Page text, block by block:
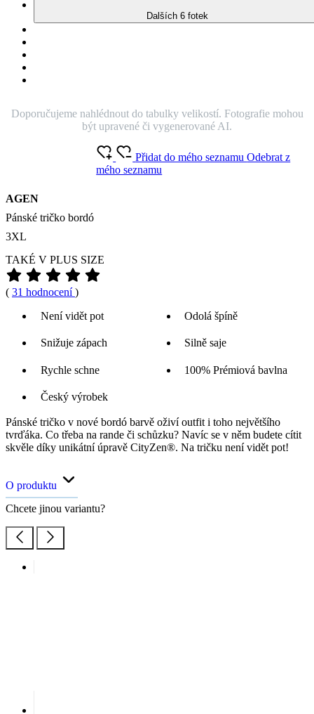
Dalších 6 fotek
Doporučujeme nahlédnout do tabulky velikostí. Fotografie mohou
být upravené či vygenerované AI.
AGEN
Pánské tričko bordó
3XL
Přidat do mého seznamuOdebrat z
mého seznamu
TAKÉ V PLUS SIZE
( 31 hodnocení)
Není vidět pot
Odolá špíně
Snižuje zápach Silně saje
Rychle schne 100% Prémiová bavlna
Český výrobek
Pánské tričko v nové bordó barvě oživí outfit i toho největšího
tvrďáka. Co třeba na rande či schůzku? Navíc se v něm budete cítit
skvěle díky unikátní úpravě CityZen®. Na tričku není vidět pot!
O produktu
Chcete jinou variantu?